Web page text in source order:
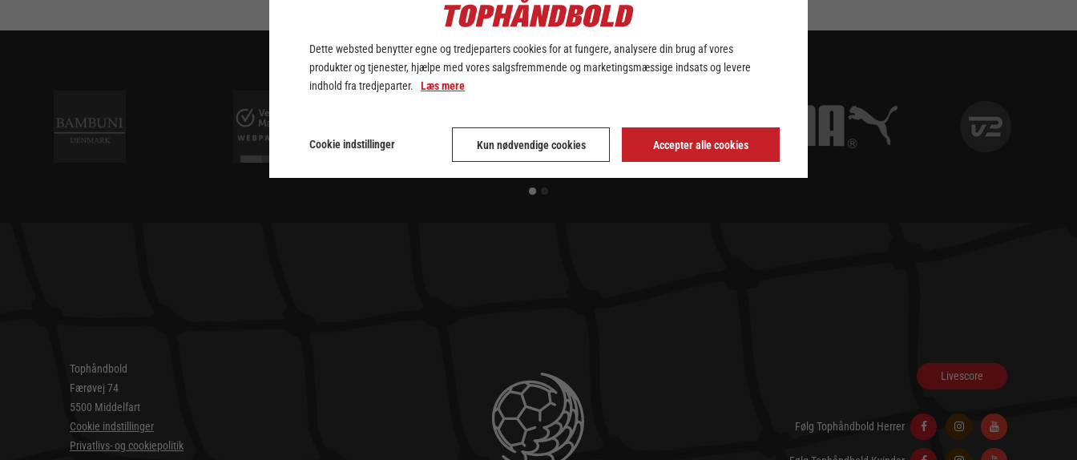
Tophåndbold
Færøvej 74
5500 Middelfart
Cookie indstillinger
Privatlivs- og cookiepolitik
Livescore
Følg Tophåndbold Herrer
Dette websted benytter egne og tredjeparters cookies for at fungere, analysere din brug af vores
produkter og tjenester, hjælpe med vores salgsfremmende og marketingsmæssige indsats og levere
indhold fra tredjeparter. Læs mere
Cookie indstillinger Kun nødvendige cookies Accepter alle cookies